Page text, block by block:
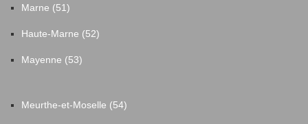
Marne (51)
Haute-Marne (52)
Mayenne (53)
Meurthe-et-Moselle (54)